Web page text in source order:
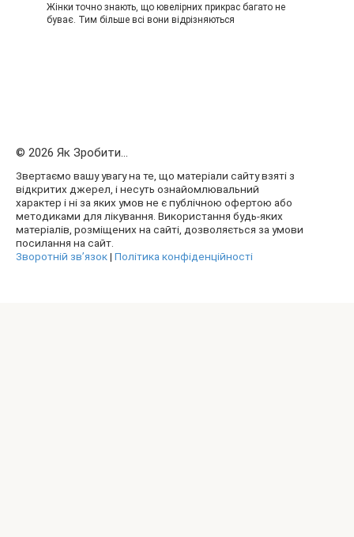
Жінки точно знають, що ювелірних прикрас багато не
буває. Тим більше всі вони відрізняються
© 2026 Як Зробити...
Звертаємо вашу увагу на те, що матеріали сайту взяті з
відкритих джерел, і несуть ознайомлювальний
характер і ні за яких умов не є публічною офертою або
методиками для лікування. Використання будь-яких
матеріалів, розміщених на сайті, дозволяється за умови
посилання на сайт.
Зворотній зв’язок| Політика конфіденційності